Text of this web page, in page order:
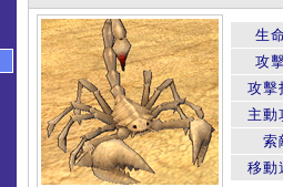
生
攻
攻擊
主動
索
移動